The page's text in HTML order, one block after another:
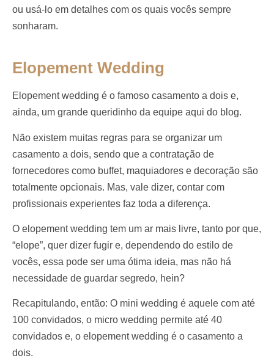
ou usá-lo em detalhes com os quais vocês sempre
sonharam.
Elopement Wedding
Elopement wedding é o famoso casamento a dois e,
ainda, um grande queridinho da equipe aqui do blog.
Não existem muitas regras para se organizar um
casamento a dois, sendo que a contratação de
fornecedores como buffet, maquiadores e decoração são
totalmente opcionais. Mas, vale dizer, contar com
profissionais experientes faz toda a diferença.
O elopement wedding tem um ar mais livre, tanto por que,
“elope”, quer dizer fugir e, dependendo do estilo de
vocês, essa pode ser uma ótima ideia, mas não há
necessidade de guardar segredo, hein?
Recapitulando, então: O mini wedding é aquele com até
100 convidados, o micro wedding permite até 40
convidados e, o elopement wedding é o casamento a
dois.